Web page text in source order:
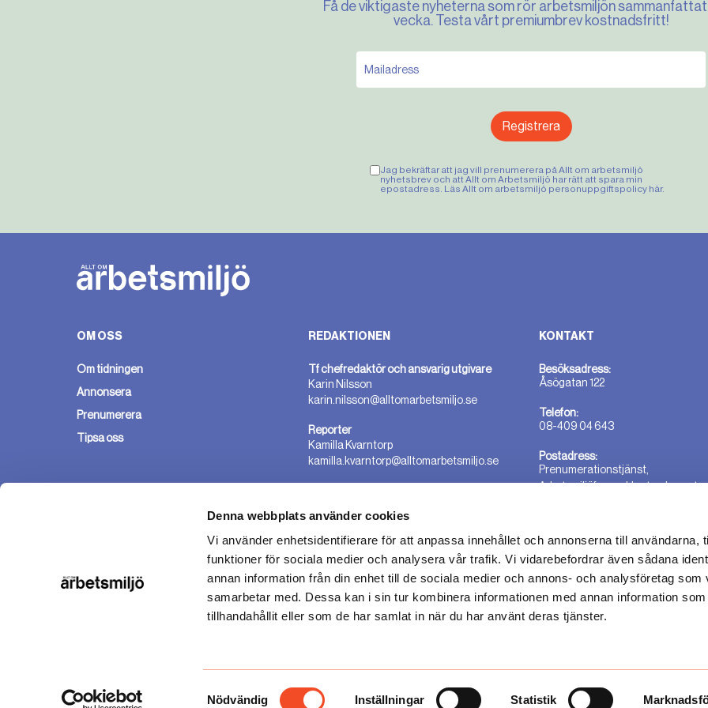
Denna webbplats använder cookies
Vi använder enhetsidentifierare för att anpassa innehållet och annonserna till användarna,
funktioner för sociala medier och analysera vår trafik. Vi vidarebefordrar även sådana
annan information från din enhet till de sociala medier och annons- och analysföretag som
samarbetar med. Dessa kan i sin tur kombinera informationen med annan information
tillhandahållit eller som de har samlat in när du har använt deras tjänster.
Samtyckesval
Nödvändig Inställningar Statistik
Få de viktigaste nyheterna som rör arbetsmiljön
vecka. Testa vårt premiumbrev kostnadsfritt!
Registrera
Jag bekräftar att jag vill prenumerera på Allt om arbetsmiljö
nyhetsbrev och att Allt om Arbetsmiljö har rätt att spara min
epostadress. Läs Allt om arbetsmiljö personuppgiftspolicy här.
OM OSS
Om tidningen
Annonsera
Prenumerera
Tipsa oss
REDAKTIONEN
Tf chefredaktör och ansvarig utgivare
Karin Nilsson
karin.nilsson@alltomarbetsmiljo.se
Reporter
Kamilla Kvarntorp
kamilla.kvarntorp@alltomarbetsmiljo.se
KONTAKT
Besöksadress:
Åsögatan 122
Telefon:
08-409 04 643
Postadress:
Prenumerationstjänst,
Arbetsmiljöforum,
Aktuell, fördjupande och oberoende. Allt om arbetsmiljö är tidningen för dig som driver
arbetsmiljöfrågorna på arbetsplatsen. Tidningen bevakar de viktigaste
arbetsmiljöhändelserna inom politiken, det senaste inom forskning, aktuella domar och ger
2022 COPYRIGHT © ALLTOMARBETSMILJO.SE